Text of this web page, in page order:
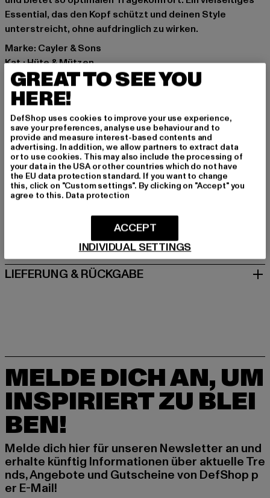
Essential, das den Kopf schützt und deinen Style
unterstreicht, ohne aufdringlich zu wirken.
Marke: Cayler & Sons
Kat.: Hüte & Mützen
Farbe: schwarz
Hersteller Farbe: black
Materialzusammensetzung: 100% Polyester
Art.Nr: CS3099-00007
Hersteller: TB International GmbH |info@tbint.de
Dr.-Robert-Murjahn-Straße 7 | 64372 Ober-Ramstadt |
DE
GRÖSSE & PASSFORM
PFLEGEHINWEISE
LIEFERUNG & RÜCKGABE
MELDE DICH AN, UM
INSPIRIERT ZU BLEI
BEN!
Melde dich hier für unseren Newsletter an und
erhalte künftig Informationen über aktuelle Tre
nds, Angebote und Gutscheine von DefShop p
er E-Mail!
GREAT TO SEE YOU
HERE!
DefShop uses cookies to improve your use experience,
save your preferences, analyse use behaviour and to
provide and measure interest-based contents and
advertising. In addition, we allow partners to extract data
or to use cookies. This may also include the processing of
your data in the USA or other countries which do not have
the EU data protection standard. If you want to change
this, click on "Custom settings". By clicking on "Accept" you
agree to this. Data protection
INDIVIDUAL SETTINGS
ACCEPT